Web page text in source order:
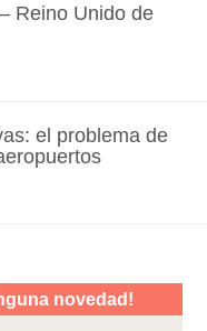
Reino Unido de
el problema de